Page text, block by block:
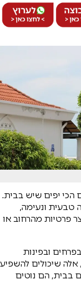
הכי יפים שיש בבית.
טבעית ונעימה,
פרטיות מהרחוב או
ובפינות
שיכולים להשפיע
בבית, הם נוטים